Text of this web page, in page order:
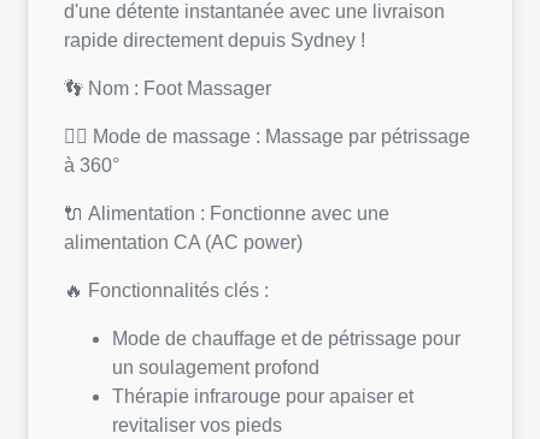
d'une détente instantanée avec une livraison
rapide directement depuis Sydney !
👣 Nom : Foot Massager
💆‍♂️ Mode de massage : Massage par pétrissage
à 360°
🔌 Alimentation : Fonctionne avec une
alimentation CA (AC power)
🔥 Fonctionnalités clés :
Mode de chauffage et de pétrissage pour
un soulagement profond
Thérapie infrarouge pour apaiser et
revitaliser vos pieds